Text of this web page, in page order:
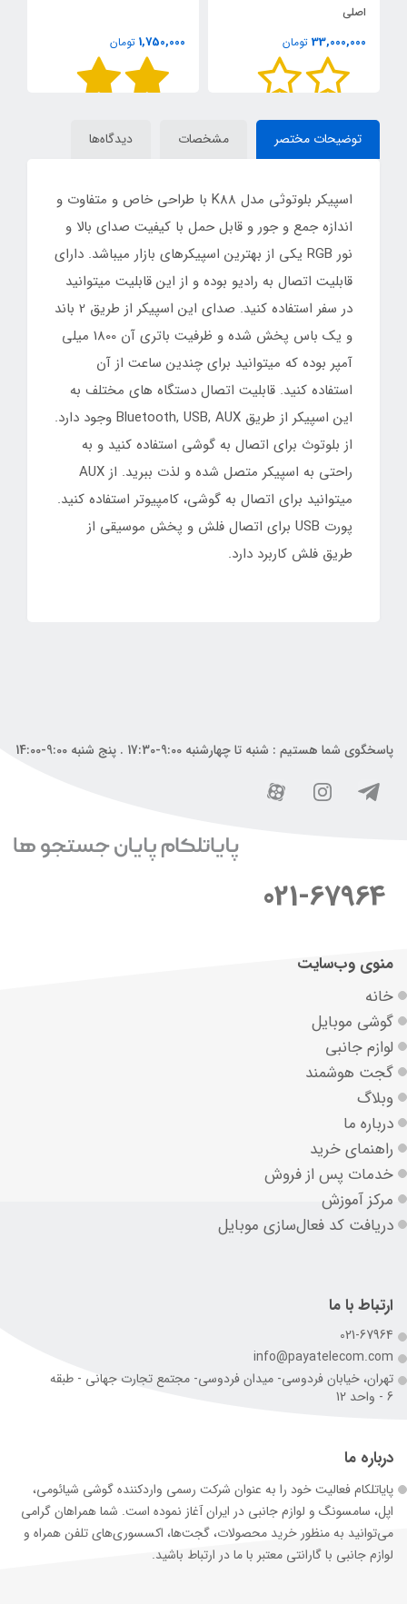
اصلی
33,000,000 تومان 1,750,000 تومان
توضیحات مختصر مشخصات دیدگاه‌ها
اسپیکر بلوتوثی مدل K88 با طراحی خاص و متفاوت و
اندازه جمع و جور و قابل حمل با کیفیت صدای بالا و
نور RGB یکی از بهترین اسپیکرهای بازار میباشد. دارای
قابلیت اتصال به رادیو بوده و از این قابلیت میتوانید
در سفر استفاده کنید. صدای این اسپیکر از طریق 2 باند
و یک باس پخش شده و ظرفیت باتری آن 1800 میلی
آمپر بوده که میتوانید برای چندین ساعت از آن
استفاده کنید. قابلیت اتصال دستگاه های مختلف به
این اسپیکر از طریق Bluetooth, USB, AUX وجود دارد.
از بلوتوث برای اتصال به گوشی استفاده کنید و به
راحتی به اسپیکر متصل شده و لذت ببرید. از AUX
میتوانید برای اتصال به گوشی، کامپیوتر استفاده کنید.
پورت USB برای اتصال فلش و پخش موسیقی از
طریق فلش کاربرد دارد.
پاسخگوی شما هستیم : شنبه تا چهارشنبه 9:00-17:30 . پنج شنبه 9:00-14:00
021-67964
منوی وب‌سایت
خانه
گوشی موبایل
لوازم جانبی
گجت هوشمند
وبلاگ
درباره ما
راهنمای خرید
خدمات پس از فروش
مرکز آموزش
دریافت کد فعال‌سازی موبایل
ارتباط با ما
021-67964
info@payatelecom.com
تهران، خیابان فردوسی- میدان فردوسی- مجتمع تجارت جهانی - طبقه
6 - واحد 12
درباره ما
پایاتلکام فعالیت خود را به عنوان شرکت رسمی وارد‌کننده گوشی شیائومی،
اپل، سامسونگ و لوازم جانبی در ایران آغاز نموده است. شما همراهان گرامی
می‌توانید به منظور خرید محصولات، گجت‌ها، اکسسوری‌های تلفن همراه و
لوازم جانبی با گارانتی معتبر با ما در ارتباط باشید.